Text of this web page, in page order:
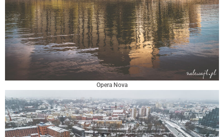
Opera Nova